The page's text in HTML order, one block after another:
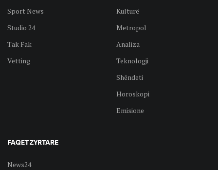
Sport News
Studio 24
Tak Fak
Vetting
Kulturë
Metropol
Analiza
Teknologji
Shëndeti
Horoskopi
Emisione
FAQET ZYRTARE
News24